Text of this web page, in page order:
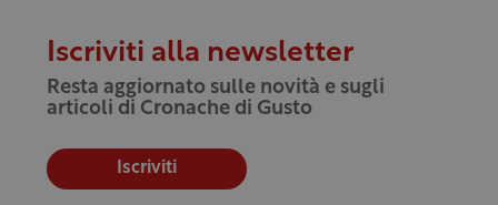
Iscriviti alla newsletter
Resta aggiornato sulle novità e sugli
articoli di Cronache di Gusto
Iscriviti